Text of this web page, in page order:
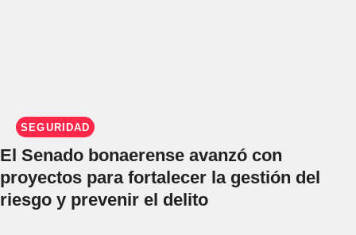
SEGURIDAD
El Senado bonaerense avanzó con
proyectos para fortalecer la gestión del
riesgo y prevenir el delito